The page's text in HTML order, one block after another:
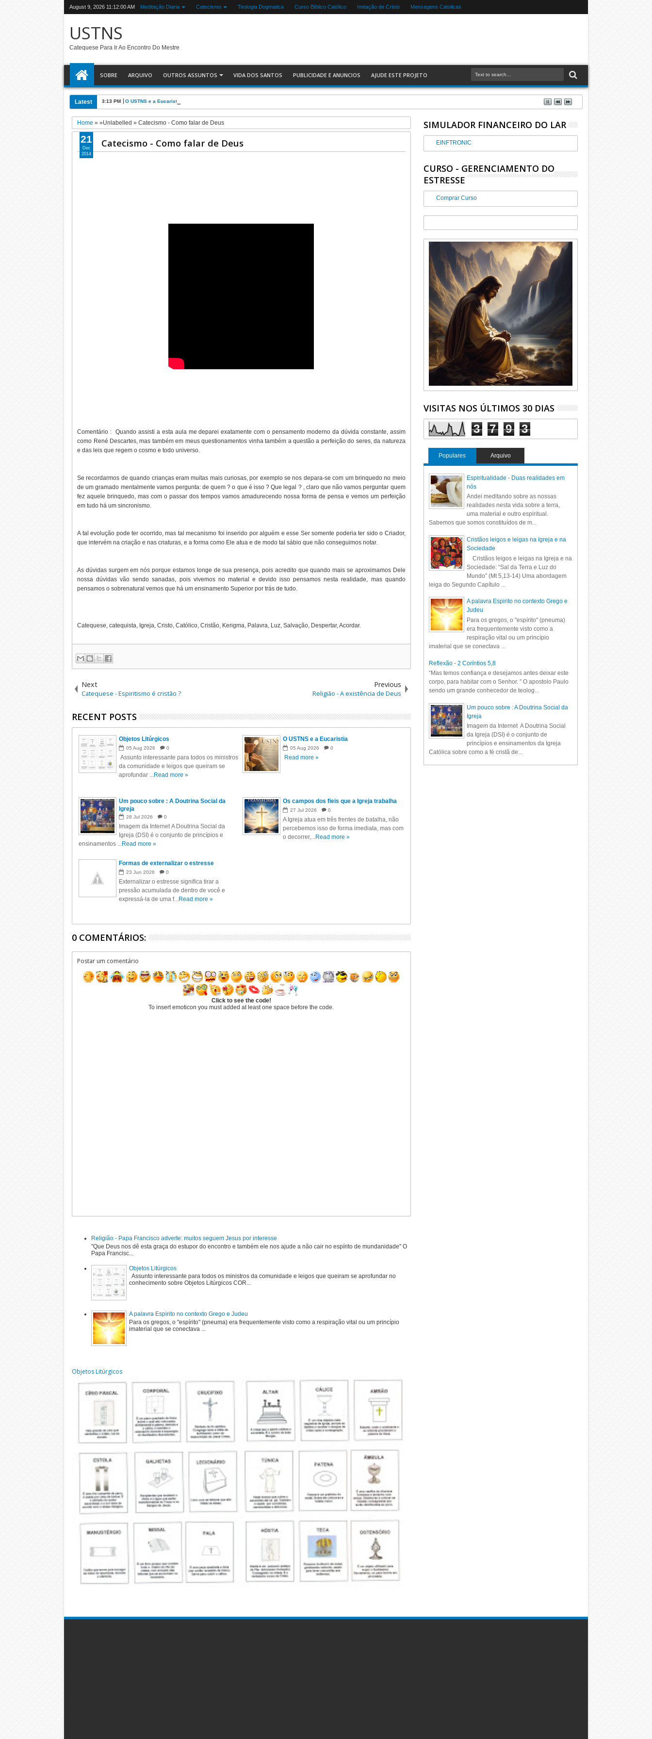
August 9, 2026 11:12:01 AM Meditação Diaria Catecismo Teologia Dogmatica Curso Bíblico Católico Imitação de Cristo Mensagens Catolicas
USTNS
Catequese Para Ir Ao Encontro Do Mestre
SOBRE ARQUIVO OUTROS ASSUNTOS VIDA DOS SANTOS PUBLICIDADE E ANUNCIOS AJUDE ESTE PROJETO
Latest 3:13 PM O USTNS e a Eucaristia
Home » »Unlabelled »Catecismo - Como falar de Deus
Catecismo - Como falar de Deus
Comentário : Quando assisti a esta aula me deparei exatamente com o pensamento moderno da dúvida constante, assim
como René Descartes, mas também em meus questionamentos vinha também a questão a perfeição do seres, da natureza
e das leis que regem o cosmo e todo universo.
Se recordarmos de quando crianças eram muitas mais curiosas, por exemplo se nos depara-se com um brinquedo no meio
de um gramado mentalmente vamos pergunta: de quem ? o que é isso ? Que legal ? , claro que não vamos perguntar quem
fez aquele brinquedo, mas com o passar dos tempos vamos amadurecendo nossa forma de pensa e vemos um perfeição
em tudo há um sincronismo.
A tal evolução pode ter ocorrido, mas tal mecanismo foi inserido por alguém e esse Ser somente poderia ter sido o Criador,
que intervém na criação e nas criaturas, e a forma como Ele atua e de modo tal sábio que não conseguimos notar.
As dúvidas surgem em nós porque estamos longe de sua presença, pois acredito que quando mais se aproximamos Dele
nossa dúvidas vão sendo sanadas, pois vivemos no material e devido isso pensamos nesta realidade, mas quando
pensamos o sobrenatural vemos que há um ensinamento Superior por trás de tudo.
Catequese, catequista, Igreja, Cristo, Católico, Cristão, Kerigma, Palavra, Luz, Salvação, Despertar, Acordar.
21
Dec
2014
Next
Catequese - Espiritismo é cristão ?
Previous
Religião - A existência de Deus
RECENT POSTS
Objetos Litúrgicos
05 Aug 2026 0
Assunto interessante para todos os ministros
da comunidade e leigos que queiram se
aprofundar ...Read more »
O USTNS e a Eucaristia
05 Aug 2026 0
Read more »
Um pouco sobre : A Doutrina Social da
Igreja
28 Jul 2026 0
Imagem da Internet A Doutrina Social da
Igreja (DSI) é o conjunto de princípios e
ensinamentos ...Read more »
Os campos dos fieis que a Igreja trabalha
27 Jul 2026 0
A Igreja atua em três frentes de batalha, não
percebemos isso de forma imediata, mas com
o decorrer,...Read more »
Formas de externalizar o estresse
23 Jun 2026 0
Externalizar o estresse significa tirar a
pressão acumulada de dentro de você e
expressá-la de uma f...Read more »
0 COMENTÁRIOS:
Postar um comentário
Click to see the code!
To insert emoticon you must added at least one space before the code.
Religião - Papa Francisco adverte: muitos seguem Jesus por interesse
"Que Deus nos dê esta graça do estupor do encontro e também ele nos ajude a não cair no espírito de mundanidade" O
Papa Francisc...
Objetos Litúrgicos
Assunto interessante para todos os ministros da comunidade e leigos que queiram se aprofundar no
conhecimento sobre Objetos Litúrgicos COR...
A palavra Espirito no contexto Grego e Judeu
Para os gregos, o "espírito" (pneuma) era frequentemente visto como a respiração vital ou um princípio
imaterial que se conectava ...
Objetos Litúrgicos
SIMULADOR FINANCEIRO DO LAR
EINFTRONIC
CURSO - GERENCIAMENTO DO
ESTRESSE
Comprar Curso
VISITAS NOS ÚLTIMOS 30 DIAS
3 7 9 3
Populares Arquivo
Espiritualidade - Duas realidades em
nós
Andei meditando sobre as nossas
realidades nesta vida sobre a terra,
uma material e outro espiritual.
Sabemos que somos constituídos de m...
Cristãos leigos e leigas na Igreja e na
Sociedade
Cristãos leigos e leigas na Igreja e na
Sociedade: “Sal da Terra e Luz do
Mundo” (Mt 5,13-14) Uma abordagem
leiga do Segundo Capítulo ...
A palavra Espirito no contexto Grego e
Judeu
Para os gregos, o "espírito" (pneuma)
era frequentemente visto como a
respiração vital ou um princípio
imaterial que se conectava ...
Reflexão - 2 Coríntios 5,8
“Mas temos confiança e desejamos antes deixar este
corpo, para habitar com o Senhor. ” O apostolo Paulo
sendo um grande conhecedor de teolog...
Um pouco sobre : A Doutrina Social da
Igreja
Imagem da Internet A Doutrina Social
da Igreja (DSI) é o conjunto de
princípios e ensinamentos da Igreja
Católica sobre como a fé cristã de...